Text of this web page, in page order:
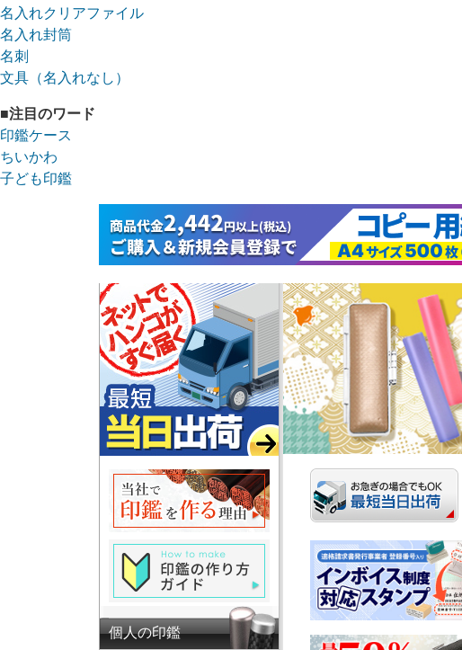
名入れクリアファイル
名入れ封筒
名刺
文具（名入れなし）
■注目のワード
印鑑ケース
ちいかわ
子ども印鑑
個人の印鑑